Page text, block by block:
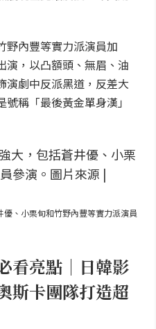
野內豐等實力派演員加
演，以凸額頭、無眉、油
演劇中反派黑道，反差大
稱「最後黃金單身漢」
、小栗旬和竹野內豐等實力派演員
看亮點｜日韓影
斯卡團隊打造超